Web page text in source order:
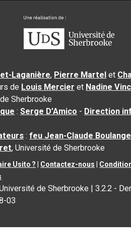
Laganière, Pierre Martel et
de Louis Mercier et Nadine
Sherbrooke
:Serge D’Amico - Direction
:feu Jean-Claude
, Université de Sherbrooke
Usito ? Contactez-nous
de Sherbrooke |3.2.2 -
03